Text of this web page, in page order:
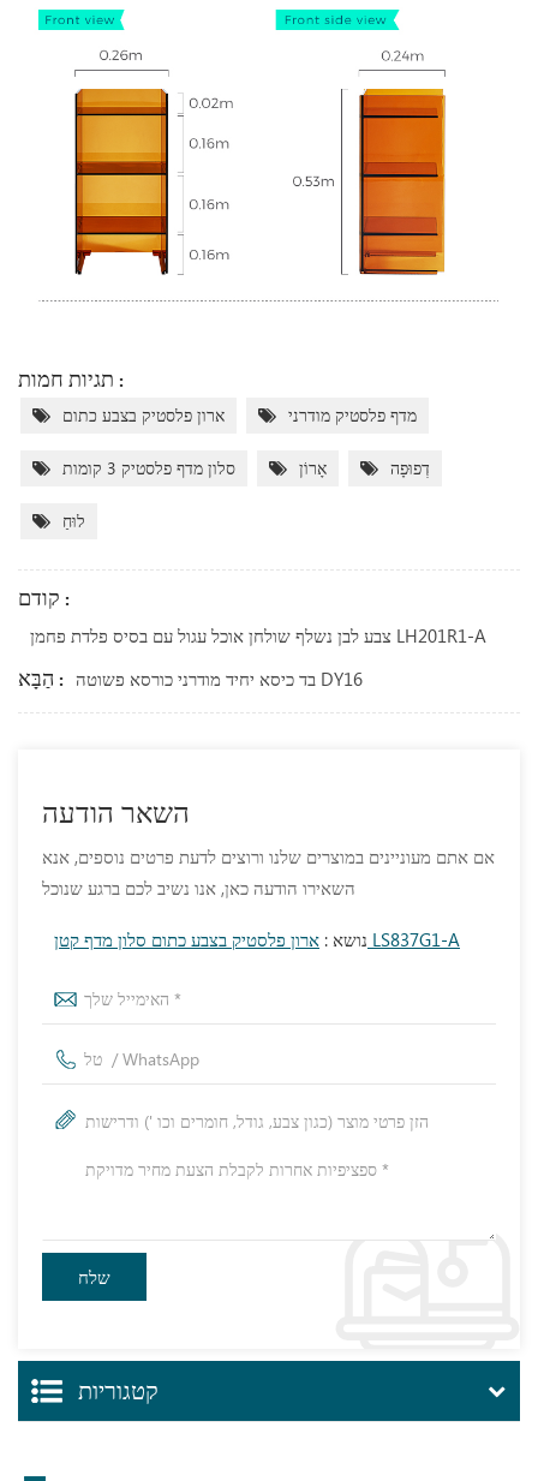
תגיות חמות :
ארון פלסטיק בצבע כתום מדף פלסטיק מודרני
סלון מדף פלסטיק 3 קומות אָרוֹן דְפוּפָה
לוּחַ
קודם :
צבע לבן נשלף שולחן אוכל עגול עם בסיס פלדת פחמן LH201R1-A
הַבָּא : בד כיסא יחיד מודרני כורסא פשוטה DY16
השאר הודעה
אם אתם מעוניינים במוצרים שלנו ורוצים לדעת פרטים נוספים, אנא
השאירו הודעה כאן, אנו נשיב לכם ברגע שנוכל
נושא : ארון פלסטיק בצבע כתום סלון מדף קטן LS837G1-A
קטגוריות